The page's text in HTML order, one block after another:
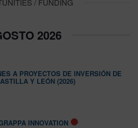
/ FUNDING
2026
A PROYECTOS DE INVERSIÓN DE
Y LEÓN (2026)
INNOVATION